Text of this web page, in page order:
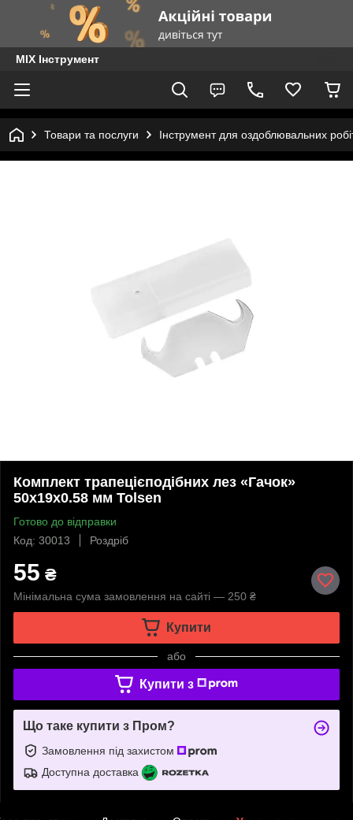
MIX Інструмент
Товари та послуги Інструмент для оздоблювальних
Комплект трапецієподібних лез «Гачок»
50х19х0.58 мм Tolsen
Готово до відправки
Код: 30013
Роздріб
55 ₴
Мінімальна сума замовлення на сайті — 250 ₴
Купити
або
Купити з
Що таке купити з Пром?
Замовлення під захистом
Доступна доставка